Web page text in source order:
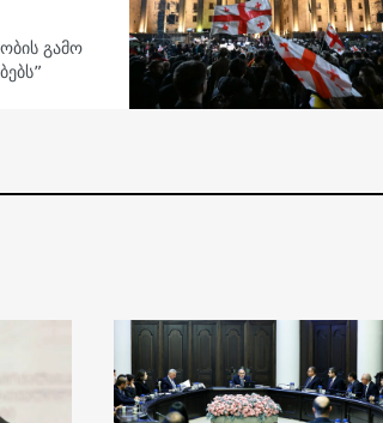
გამო